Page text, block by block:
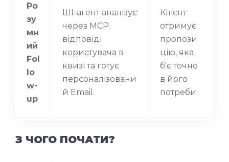
Ро
зу
мн
ий
Fol
lo
w-
up
ШІ-агент аналізує
через MCP
відповіді
користувача в
квизі та готує
персоналізовани
й Email.
Клієнт
отримує
пропози
цію, яка
б'є точно
в його
потреби.
З ЧОГО ПОЧАТИ?